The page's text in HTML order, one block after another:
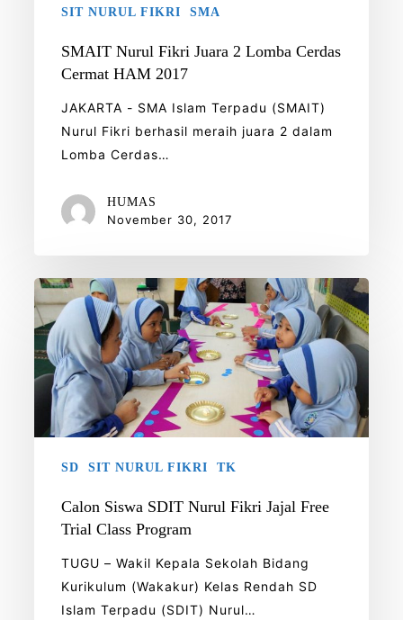
HAM
2017
SIT NURUL FIKRI SMA
SMAIT Nurul Fikri Juara 2 Lomba Cerdas
Cermat HAM 2017
JAKARTA - SMA Islam Terpadu (SMAIT)
Nurul Fikri berhasil meraih juara 2 dalam
Lomba Cerdas…
HUMAS
November 30, 2017
Calon
Siswa
SDIT
Nurul
Fikri
Jajal
Free
Class
Program
SD SIT NURUL FIKRI TK
Calon Siswa SDIT Nurul Fikri Jajal Free
Trial Class Program
TUGU – Wakil Kepala Sekolah Bidang
Kurikulum (Wakakur) Kelas Rendah SD
Islam Terpadu (SDIT) Nurul…